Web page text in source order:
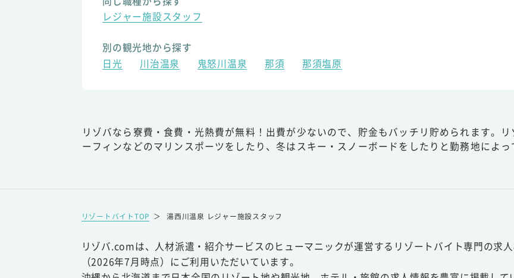
レジャー施設スタッフ
別の観光地から探す
日光
川治温泉 鬼怒川温泉 那須 那須塩原
リゾバなら寮費・食費・光熱費が無料！出費が少ないので、貯金もバッチリ貯められます。
ーフィンなどのマリンスポーツをしたり、冬はスキー・スノーボードをしたりと勤務地によっ
リゾートバイトTOP ＞ 湯西川温泉 レジャー施設スタッフ
リゾバ.comは、人材派遣・紹介サービスのヒューマニックが運営するリゾートバイト専門の求
（2026年7月時点）にご利用いただいています。